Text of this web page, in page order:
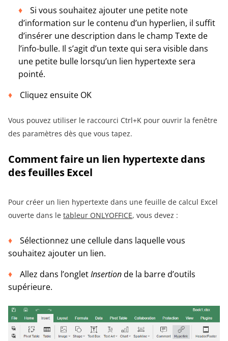
Si vous souhaitez ajouter une petite note
d’information sur le contenu d’un hyperlien, il suffit
d’insérer une description dans le champ Texte de
l’info-bulle. Il s’agit d’un texte qui sera visible dans
une petite bulle lorsqu’un lien hypertexte sera
pointé.
Cliquez ensuite OK
Vous pouvez utiliser le raccourci Ctrl+K pour ouvrir la fenêtre
des paramètres dès que vous tapez.
Commentfaire un lien hypertexte dans
des feuilles Excel
Pour créer un lien hypertexte dans une feuille de calcul Excel
ouverte dans le tableur ONLYOFFICE, vous devez :
Sélectionnez une cellule dans laquelle vous
souhaitez ajouter un lien.
Allez dans l’ongletInsertionde la barre d’outils
supérieure.